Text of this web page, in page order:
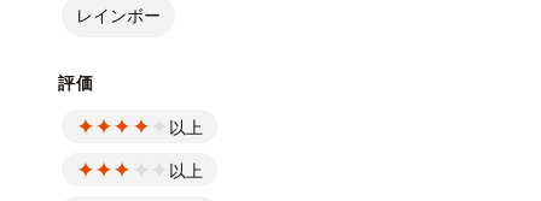
レインボー
評価
以上
以上